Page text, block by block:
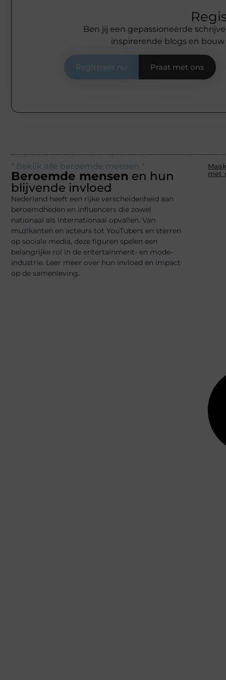
Ben jij een gepassioneerde
inspirerende blogs en
Registreer nu Praat met ons
" Bekijk alle beroemde mensen "
Beroemde mensen en hun
blijvende invloed
Nederland heeft een rijke verscheidenheid aan
beroemdheden en influencers die zowel
nationaal als internationaal opvallen. Van
muzikanten en acteurs tot YouTubers en sterren
op sociale media, deze figuren spelen een
belangrijke rol in de entertainment- en mode-
industrie. Leer meer over hun invloed en impact
op de samenleving.
met